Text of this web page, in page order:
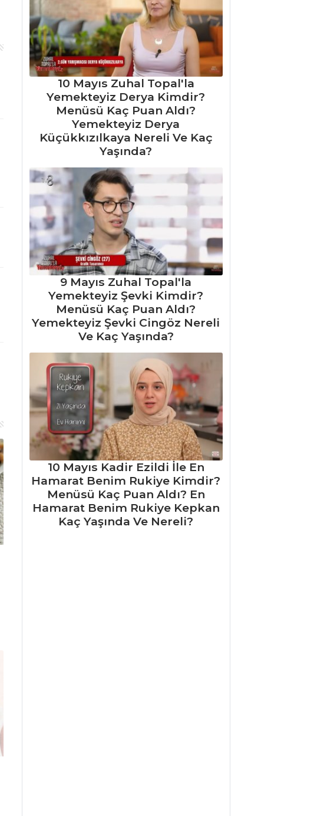
10 Mayıs Zuhal Topal'la
Yemekteyiz Derya Kimdir?
Menüsü Kaç Puan Aldı?
Yemekteyiz Derya
Küçükkızılkaya Nereli Ve Kaç
Yaşında?
9 Mayıs Zuhal Topal'la
Yemekteyiz Şevki Kimdir?
Menüsü Kaç Puan Aldı?
Yemekteyiz Şevki Cingöz Nereli
Ve Kaç Yaşında?
10 Mayıs Kadir Ezildi İle En
Hamarat Benim Rukiye Kimdir?
Menüsü Kaç Puan Aldı? En
Hamarat Benim Rukiye Kepkan
Kaç Yaşında Ve Nereli?